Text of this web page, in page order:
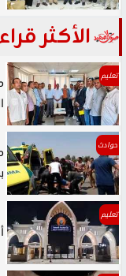
الأكثر
تعليم
حوادث
تعليم